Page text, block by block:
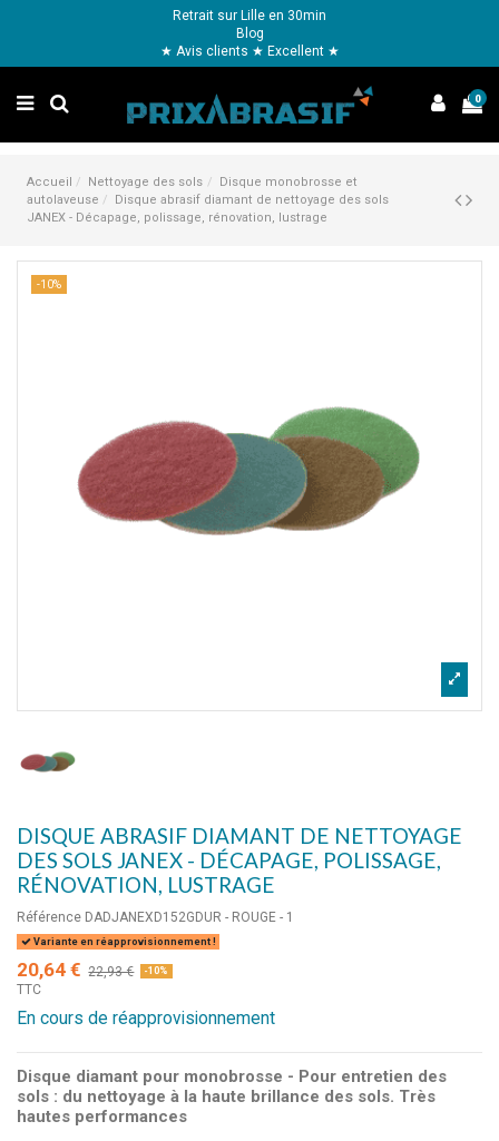
Retrait sur Lille en 30min
Blog
★ Avis clients ★ Excellent ★
0
Accueil Nettoyage des sols
Disque monobrosse et
autolaveuse
Disque abrasif diamant de nettoyage des sols
JANEX - Décapage, polissage, rénovation, lustrage
-10%
DISQUE ABRASIF DIAMANT DE NETTOYAGE
DES SOLS JANEX - DÉCAPAGE, POLISSAGE,
RÉNOVATION, LUSTRAGE
Référence DADJANEXD152GDUR - ROUGE - 1
Variante en réapprovisionnement !
20,64 € 22,93 € -10%
TTC
En cours de réapprovisionnement
Disque diamant pour monobrosse - Pour entretien des
sols : du nettoyage à la haute brillance des sols. Très
hautes performances